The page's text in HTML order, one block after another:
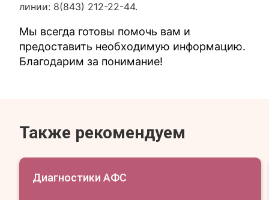
линии: 8(843) 212-22-44.
Мы всегда готовы помочь вам и
предоставить необходимую информацию.
Благодарим за понимание!
Также рекомендуем
Диагностики АФС